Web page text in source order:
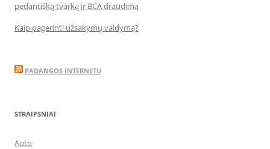
pedantišką tvarką ir BCA draudimą
Kaip pagerinti užsakymų valdymą?
PADANGOS INTERNETU
STRAIPSNIAI
Auto